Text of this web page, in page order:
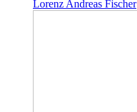
Lorenz Andreas Fischer